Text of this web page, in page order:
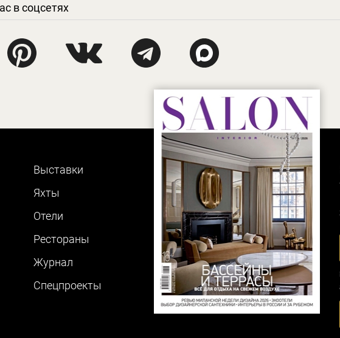
в соцсетях
Выставки
Яхты
Отели
Рестораны
Журнал
Cпецпроекты